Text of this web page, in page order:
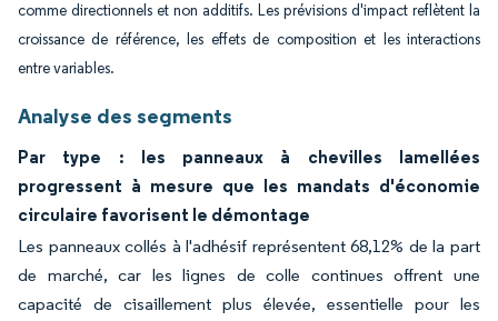
comme directionnels et non additifs. Les prévisions d'impact reflètent la
croissance de référence, les effets de composition et les interactions
entre variables.
Analyse des segments
Par type : les panneaux à chevilles lamellées
progressent à mesure que les mandats d'économie
circulaire favorisent le démontage
Les panneaux collés à l'adhésif représentent 68,12% de la part
de marché, car les lignes de colle continues offrent une
capacité de cisaillement plus élevée, essentielle pour les